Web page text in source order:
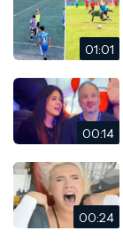
01:01
00:14
00:24